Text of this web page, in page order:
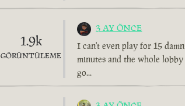
1.9k
GÖRÜNTÜLEME
3 AY ÖNCE
I can't even play for 15 damn
minutes and the whole lobby
go...